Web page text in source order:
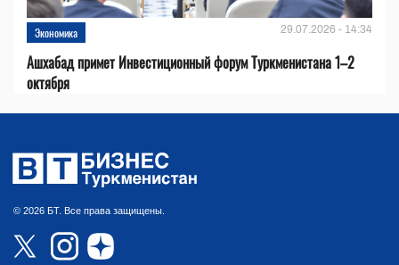
Экономика 29.07.2026 - 14:34
Ашхабад примет Инвестиционный форум Туркменистана 1–2
октября
© 2026 БТ. Все права защищены.